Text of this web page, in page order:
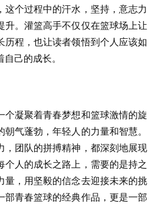
这个过程中的汗水，坚持，意志力
升。灌篮高手不仅仅在篮球场上让
历程，也让读者领悟到个人应该如
己的成长。
个凝聚着青春梦想和篮球激情的旋
气蓬勃，年轻人的力量和智慧。
，团队的拼搏精神，都深刻地展现
个人的成长之路上，需要的是持之
量，用坚毅的信念去迎接未来的挑
部青春篮球的经典作品，更是一部